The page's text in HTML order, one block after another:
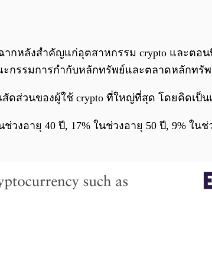
กหลังสำคัญแก่อุตสาหกรรม crypto และตอ
กรรมการกำกับหลักทรัพย์และตลาดหลักทรัพ
ส่วนของผู้ใช้ crypto ที่ใหญ่ที่สุด โดยคิดเป็น
อายุ 40 ปี, 17% ในช่วงอายุ 50 ปี, 9% ใน